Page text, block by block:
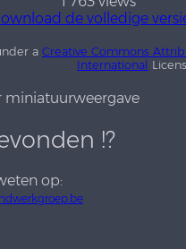
de volledige
a Creative Commons
International
miniatuurweergave
!?
op: